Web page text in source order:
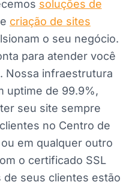
soluções de
e criação de sites
o seu negócio.
para atender você
Nossa infraestrutura
uptime de 99.9%,
seu site sempre
no Centro de
em qualquer outro
o certificado SSL
seus clientes estão